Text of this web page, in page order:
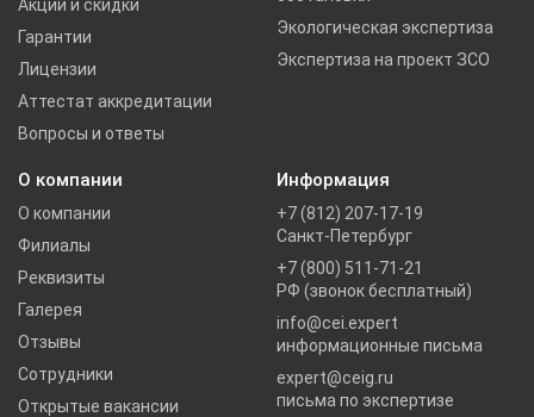
Акции и скидки
Гарантии
Лицензии
Аттестат аккредитации
Вопросы и ответы
Экологическая экспертиза
Экспертиза на проект ЗСО
О компании
О компании
Филиалы
Реквизиты
Галерея
Отзывы
Сотрудники
Открытые вакансии
Информация
+7 (812) 207-17-19
Санкт-Петербург
+7 (800) 511-71-21
РФ (звонок бесплатный)
info@cei.expert
информационные письма
expert@ceig.ru
письма по экспертизе